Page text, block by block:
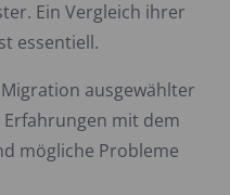
Ein Vergleich ihrer
essentiell.
ausgewählter
mit dem
mögliche Probleme